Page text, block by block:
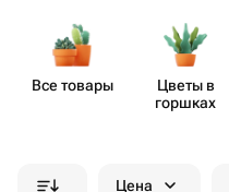
Все товары
Цветы в
горшках
Цена